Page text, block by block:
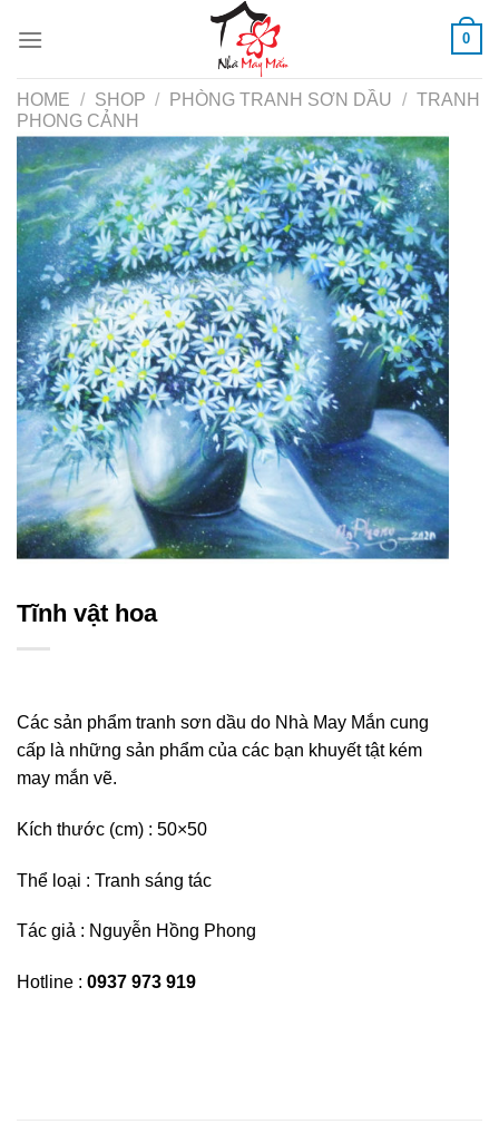
0
HOME / SHOP / PHÒNG TRANH SƠN DẦU / TRANH
PHONG CẢNH
Tĩnh vật hoa
Các sản phẩm tranh sơn dầu do Nhà May Mắn cung
cấp là những sản phẩm của các bạn khuyết tật kém
may mắn vẽ.
Kích thước (cm) : 50×50
Thể loại : Tranh sáng tác
Tác giả : Nguyễn Hồng Phong
Hotline : 0937 973 919